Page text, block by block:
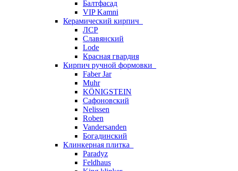
Балтфасад
VIP Kamni
Керамический кирпич
ЛСР
Славянский
Lode
Красная гвардия
Кирпич ручной формовки
Faber Jar
Muhr
KÖNIGSTEIN
Сафоновский
Nelissen
Roben
Vandersanden
Богадинский
Клинкерная плитка
Paradyz
Feldhaus